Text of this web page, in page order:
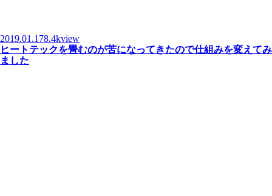
2019.01.178.4kview
ヒートテックを畳むのが苦になってきたので仕組みを変えてみ
ました